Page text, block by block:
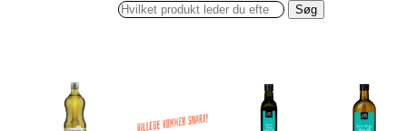
Søg